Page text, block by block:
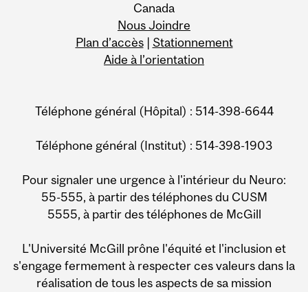
Canada
Nous Joindre
Plan d’accès| Stationnement
Aide à l’orientation
Téléphone général (Hôpital) : 514-398-6644
Téléphone général (Institut) : 514-398-1903
Pour signaler une urgence à l'intérieur du Neuro:
55-555, à partir des téléphones du CUSM
5555, à partir des téléphones de McGill
L'Université McGill prône l'équité et l'inclusion et
s'engage fermement à respecter ces valeurs dans la
réalisation de tous les aspects de sa mission